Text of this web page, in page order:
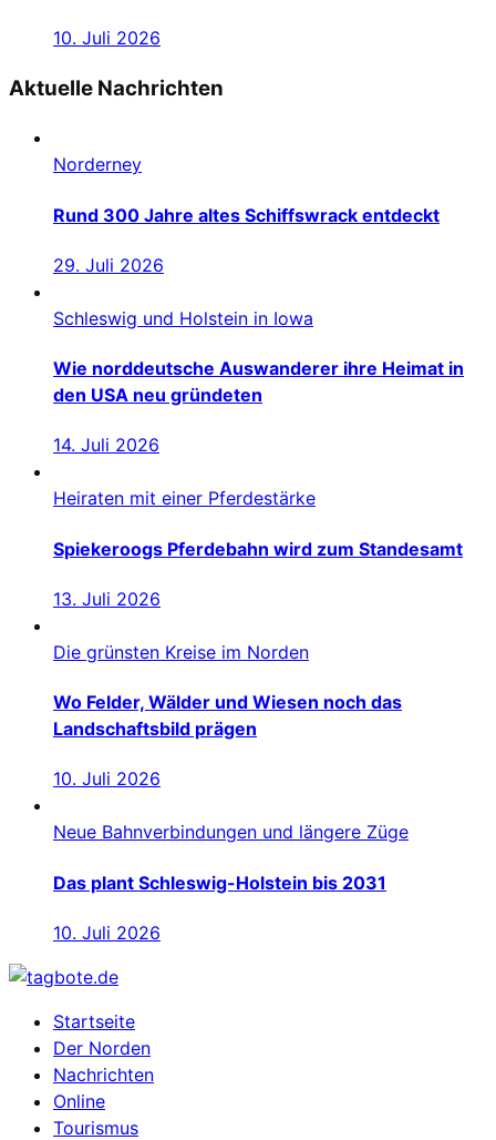
10. Juli 2026
Aktuelle Nachrichten
Norderney
Rund 300 Jahre altes Schiffswrack entdeckt
29. Juli 2026
Schleswig und Holstein in Iowa
Wie norddeutsche Auswanderer ihre Heimat in
den USA neu gründeten
14. Juli 2026
Heiraten mit einer Pferdestärke
Spiekeroogs Pferdebahn wird zum Standesamt
13. Juli 2026
Die grünsten Kreise im Norden
Wo Felder, Wälder und Wiesen noch das
Landschaftsbild prägen
10. Juli 2026
Neue Bahnverbindungen und längere Züge
Das plant Schleswig-Holstein bis 2031
10. Juli 2026
Startseite
Der Norden
Nachrichten
Online
Tourismus